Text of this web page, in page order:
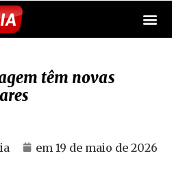
têm novas
em 19 de maio de 2026